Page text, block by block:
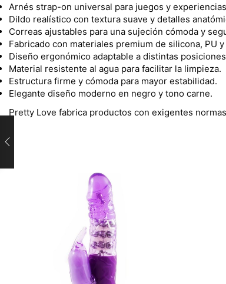
Arnés strap-on universal para juegos y
Dildo realístico con textura suave y detalles
Correas ajustables para una sujeción cómoda y
Fabricado con materiales premium de silicona, PU y
Diseño ergonómico adaptable a distintas
Material resistente al agua para facilitar la limpieza.
Estructura firme y cómoda para mayor estabilidad.
Elegante diseño moderno en negro y tono carne.
Pretty Love fabrica productos con exigentes